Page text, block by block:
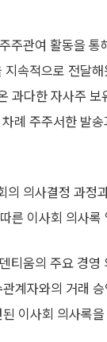
주관여 활동을 통
속적으로 전달해
과다한 자사주 보
례 주주서한 발송
의 의사결정 과정
이사회 의사록
티움의 주요 경
계자와의 거래
이사회 의사록